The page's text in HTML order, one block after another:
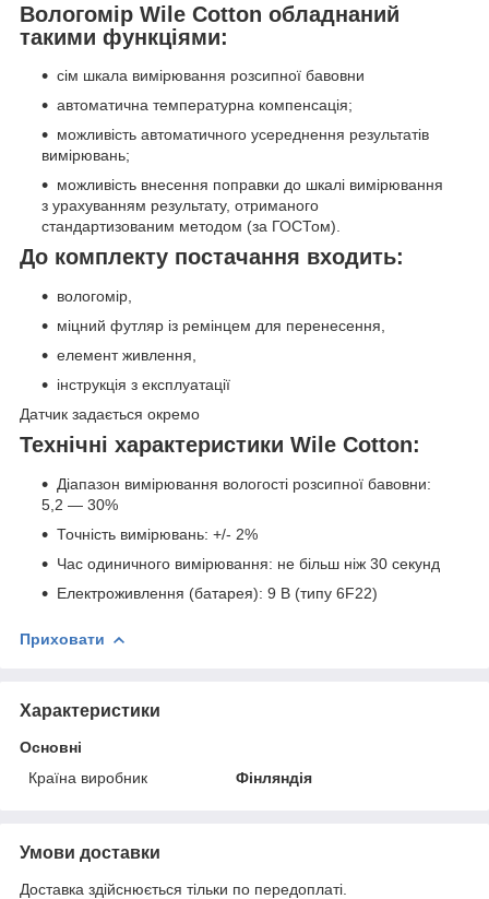
Вологомір Wile Cotton обладнаний
такими функціями:
сім шкала вимірювання розсипної бавовни
автоматична температурна компенсація;
можливість автоматичного усереднення результатів
вимірювань;
можливість внесення поправки до шкалі вимірювання
з урахуванням результату, отриманого
стандартизованим методом (за ГОСТом).
До комплекту постачання входить:
вологомір,
міцний футляр із ремінцем для перенесення,
елемент живлення,
інструкція з експлуатації
Датчик задається окремо
Технічні характеристики Wile Cotton:
Діапазон вимірювання вологості розсипної бавовни:
5,2 — 30%
Точність вимірювань: +/- 2%
Час одиничного вимірювання: не більш ніж 30 секунд
Електроживлення (батарея): 9 В (типу 6F22)
Приховати
Характеристики
Основні
Країна виробник
Фінляндія
Умови доставки
Доставка здійснюється тільки по передоплаті.